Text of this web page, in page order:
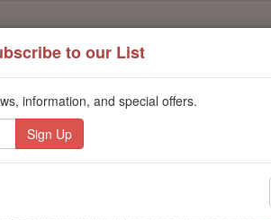
wasde-platformed by Shopify for
Prayer Candles, and Catholic Online
. Our
than 2% of readers donate. If everyone gave
to our List
information, and special offers.